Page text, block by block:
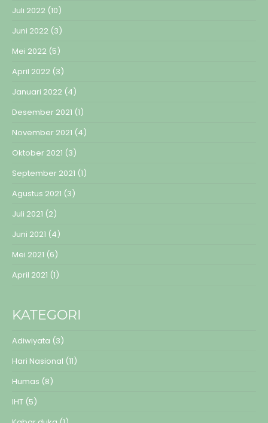
Juli 2022 (10)
Juni 2022 (3)
Mei 2022 (5)
April 2022 (3)
Januari 2022 (4)
Desember 2021 (1)
November 2021 (4)
Oktober 2021 (3)
September 2021 (1)
Agustus 2021 (3)
Juli 2021 (2)
Juni 2021 (4)
Mei 2021 (6)
April 2021 (1)
KATEGORI
Adiwiyata (3)
Hari Nasional (11)
Humas (8)
IHT (5)